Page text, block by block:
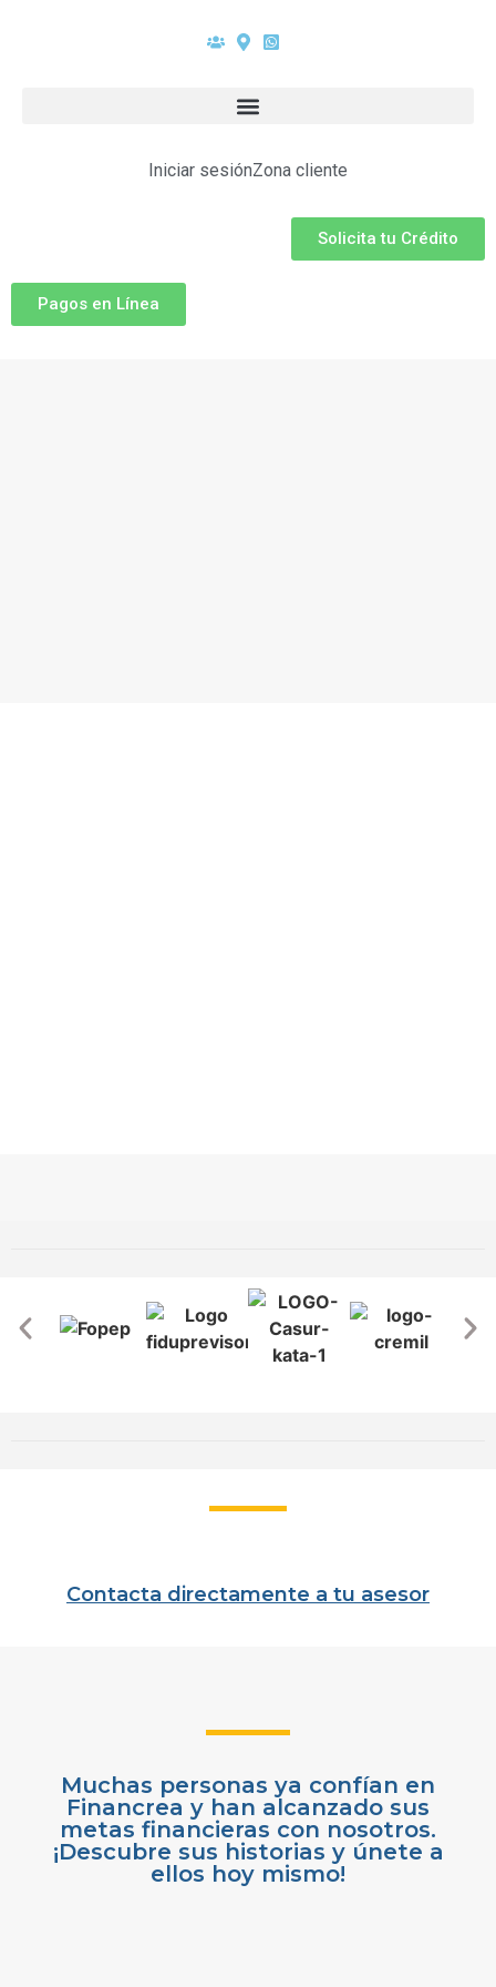
Iniciar sesiónZona cliente
Solicita tu Crédito
Pagos en Línea
Contacta directamente a tu asesor
Muchas personas ya confían en
Financrea y han alcanzado sus
metas financieras con nosotros.
¡Descubre sus historias y únete a
ellos hoy mismo!